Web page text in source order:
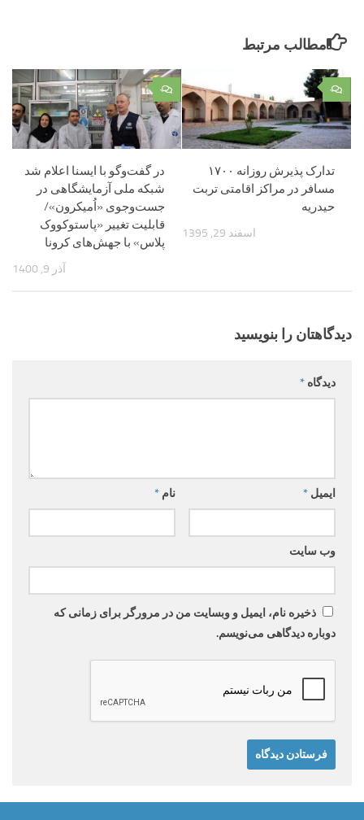
مطالب مرتبط
۰
در گفت‌وگو با ایسنا اعلام شد
شبکه ملی آزمایشگاهی در
جست‌وجوی «اُمیکرون»/
قابلیت تغییر «پاستوکووک
پلاس» با جهش‌های کرونا
آذر 9, 1400
۰
تدارک پذیرش روزانه ۱۷۰۰
مسافر در مراکز اقامتی تربت
حیدریه
اسفند 29, 1395
دیدگاهتان را بنویسید
دیدگاه *
نام * ایمیل *
وب‌ سایت
ذخیره نام، ایمیل و وبسایت من در مرورگر برای زمانی که
دوباره دیدگاهی می‌نویسم.